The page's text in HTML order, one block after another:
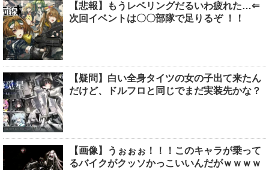
【悲報】もうレベリングだるいわ疲れた…⇐
次回イベントは〇〇部隊で足りるぞ ！！
【疑問】白い全身タイツの女の子出て来たん
だけど、ドルフロと同じでまだ実装先かな？
【画像】うぉぉぉ！！！このキャラが乗って
るバイクがクッソかっこいいんだがｗｗｗｗ